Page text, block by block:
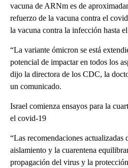
vacuna de ARNm es de
refuerzo de la vacuna contra el
la vacuna contra la infección hasta
“La variante ómicron se está
potencial de impactar en todos los
dijo la directora de los CDC, la
un comunicado.
Israel comienza ensayos para la
el covid-19
“Las recomendaciones actualizadas
aislamiento y la cuarentena
propagación del virus y la